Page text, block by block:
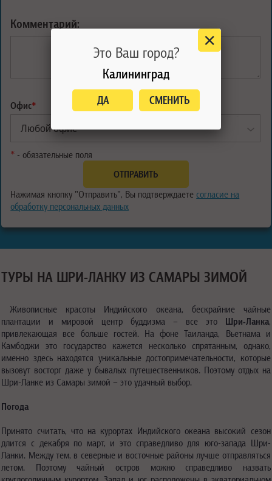
Комментарий:
Офис*
* - обязательные поля
Нажимая кнопку "Отправить", Вы подтверждаете согласие на
обработку персональных данных
ТУРЫ НА ШРИ-ЛАНКУ ИЗ САМАРЫ ЗИМОЙ
Живописные красоты Индийского океана, бескрайние чайные
плантации и мировой центр буддизма – все это Шри-Ланка,
привлекающая все больше гостей. На фоне Таиланда, Вьетнама и
Камбоджи это государство кажется несколько спрятанным, однако,
именно здесь находятся уникальные достопримечательности, которые
вызовут восторг даже у бывалых путешественников. Поэтому отдых на
Шри-Ланке из Самары зимой – это удачный выбор.
Погода
Принято считать, что на курортах Индийского океана высокий сезон
длится с декабря по март, и это справедливо для юго-запада Шри-
Ланки. Между тем, в северные и восточные районы лучше отправляться
летом. Поэтому чайный остров можно справедливо назвать
Это Ваш город?
Калининград
ДА СМЕНИТЬ